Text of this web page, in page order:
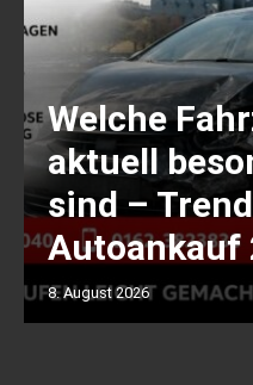
Welche
aktuell
sind –
Autoankauf
8. August 2026